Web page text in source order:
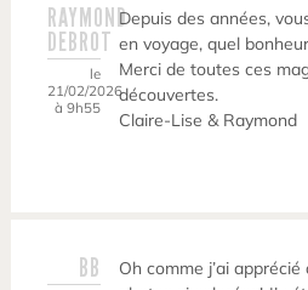
RAYMOND
DEBROT
le
21/02/2026
à 9h55
Depuis des années,
en voyage, quel
Merci de toutes ces
découvertes.
Claire-Lise & Raymond
BB
Oh comme j’ai